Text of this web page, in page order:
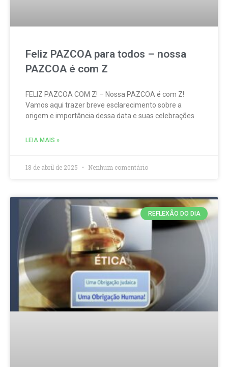
Feliz PAZCOA para todos – nossa
PAZCOA é com Z
FELIZ PAZCOA COM Z! – Nossa PAZCOA é com Z!
Vamos aqui trazer breve esclarecimento sobre a
origem e importância dessa data e suas celebrações
LEIA MAIS »
18 de abril de 2025 Nenhum comentário
REFLEXÃO DO DIA